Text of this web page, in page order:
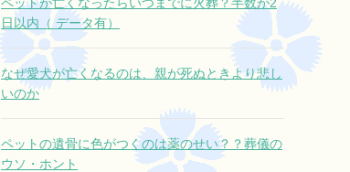
日以内（ データ有）
なぜ愛犬が亡くなるのは、親が死ぬときより悲し
いのか
ペットの遺骨に色がつくのは薬のせい？？葬儀の
ウソ・ホント